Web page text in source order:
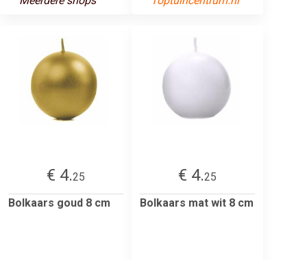
€ 4.25
Bolkaars goud 8 cm
€ 4.25
Bolkaars mat wit 8 cm